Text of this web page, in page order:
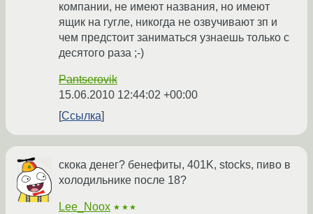
компании, не имеют названия, но имеют
ящик на гугле, никогда не озвучивают зп и
чем предстоит заниматься узнаешь только с
десятого раза ;-)
Pantserovik
15.06.2010 12:44:02 +00:00
Ссылка
скока денег? бенефиты, 401K, stocks, пиво в
холодильнике после 18?
Lee_Noox ★★★